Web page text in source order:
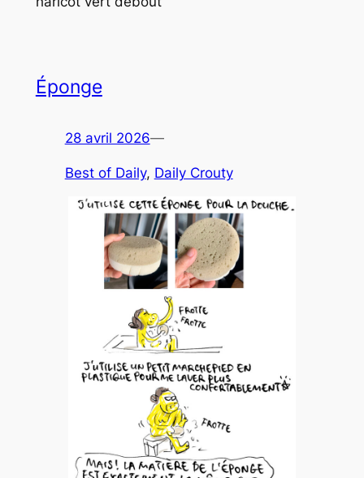
Éponge
28 avril 2026—
Best of Daily, Daily Crouty